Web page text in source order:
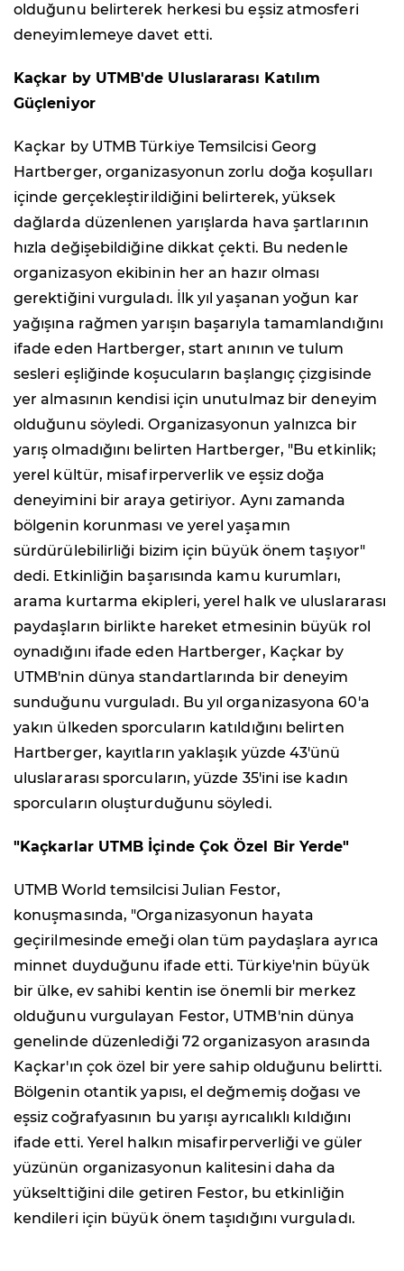
olduğunu belirterek herkesi bu eşsiz atmosferi
deneyimlemeye davet etti.
Kaçkar by UTMB'de Uluslararası Katılım
Güçleniyor
Kaçkar by UTMB Türkiye Temsilcisi Georg
Hartberger, organizasyonun zorlu doğa koşulları
içinde gerçekleştirildiğini belirterek, yüksek
dağlarda düzenlenen yarışlarda hava şartlarının
hızla değişebildiğine dikkat çekti. Bu nedenle
organizasyon ekibinin her an hazır olması
gerektiğini vurguladı. İlk yıl yaşanan yoğun kar
yağışına rağmen yarışın başarıyla tamamlandığını
ifade eden Hartberger, start anının ve tulum
sesleri eşliğinde koşucuların başlangıç çizgisinde
yer almasının kendisi için unutulmaz bir deneyim
olduğunu söyledi. Organizasyonun yalnızca bir
yarış olmadığını belirten Hartberger, "Bu etkinlik;
yerel kültür, misafirperverlik ve eşsiz doğa
deneyimini bir araya getiriyor. Aynı zamanda
bölgenin korunması ve yerel yaşamın
sürdürülebilirliği bizim için büyük önem taşıyor"
dedi. Etkinliğin başarısında kamu kurumları,
arama kurtarma ekipleri, yerel halk ve uluslararası
paydaşların birlikte hareket etmesinin büyük rol
oynadığını ifade eden Hartberger, Kaçkar by
UTMB'nin dünya standartlarında bir deneyim
sunduğunu vurguladı. Bu yıl organizasyona 60'a
yakın ülkeden sporcuların katıldığını belirten
Hartberger, kayıtların yaklaşık yüzde 43'ünü
uluslararası sporcuların, yüzde 35'ini ise kadın
sporcuların oluşturduğunu söyledi.
"Kaçkarlar UTMB İçinde Çok Özel Bir Yerde"
UTMB World temsilcisi Julian Festor,
konuşmasında, "Organizasyonun hayata
geçirilmesinde emeği olan tüm paydaşlara ayrıca
minnet duyduğunu ifade etti. Türkiye'nin büyük
bir ülke, ev sahibi kentin ise önemli bir merkez
olduğunu vurgulayan Festor, UTMB'nin dünya
genelinde düzenlediği 72 organizasyon arasında
Kaçkar'ın çok özel bir yere sahip olduğunu belirtti.
Bölgenin otantik yapısı, el değmemiş doğası ve
eşsiz coğrafyasının bu yarışı ayrıcalıklı kıldığını
ifade etti. Yerel halkın misafirperverliği ve güler
yüzünün organizasyonun kalitesini daha da
yükselttiğini dile getiren Festor, bu etkinliğin
kendileri için büyük önem taşıdığını vurguladı.